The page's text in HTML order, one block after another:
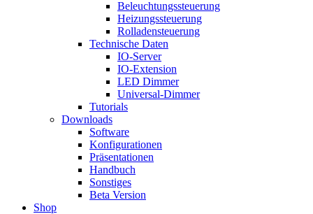
Beleuchtungssteuerung
Heizungssteuerung
Rolladensteuerung
Technische Daten
IO-Server
IO-Extension
LED Dimmer
Universal-Dimmer
Tutorials
Downloads
Software
Konfigurationen
Präsentationen
Handbuch
Sonstiges
Beta Version
Shop